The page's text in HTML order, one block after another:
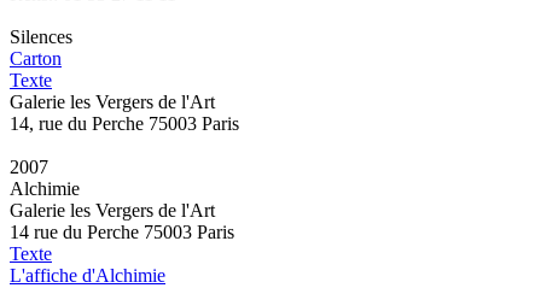
Silences
Carton
Texte
Galerie les Vergers de l'Art
14, rue du Perche 75003 Paris
2007
Alchimie
Galerie les Vergers de l'Art
14 rue du Perche 75003 Paris
Texte
L'affiche d'Alchimie